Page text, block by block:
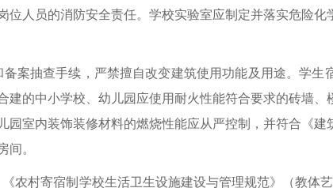
人员的消防安全责任。学校实验室应制定并落实危险化
案抽查手续，严禁擅自改变建筑使用功能及用途。学生
的中小学校、幼儿园应使用耐火性能符合要求的砖墙
室内装饰装修材料的燃烧性能应从严控制，并符合《
间。
农村寄宿制学校生活卫生设施建设与管理规范》（教体